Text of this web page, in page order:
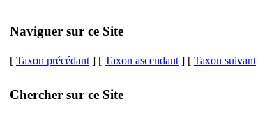
Naviguer sur ce Site
[ Taxon précédant ] [ Taxon ascendant ] [ Taxon suivant
Chercher sur ce Site